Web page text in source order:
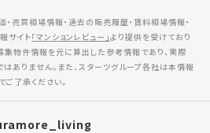
・売買相場情報・過去の販売履歴・賃料相場情報・
サイト「マンションレビュー」より提供を受けており
集物件情報を元に算出した参考情報であり、実際
ありません。また、スターツグループ各社は本情報
了承ください。